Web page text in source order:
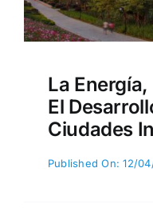
La
El
Ciudades
Published On: 12/